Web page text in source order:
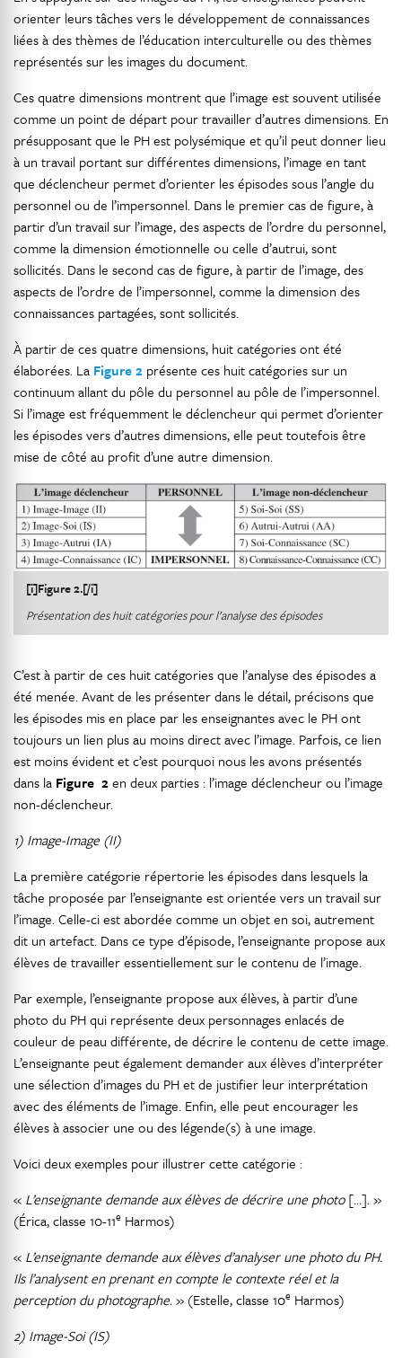
orienter leurs tâches vers le développement de connaissances
liées à des thèmes de l’éducation interculturelle ou des thèmes
représentés sur les images du document.
Ces quatre dimensions montrent que l’image est souvent utilisée
comme un point de départ pour travailler d’autres dimensions. En
présupposant que le PH est polysémique et qu’il peut donner lieu
à un travail portant sur différentes dimensions, l’image en tant
que déclencheur permet d’orienter les épisodes sous l’angle du
personnel ou de l’impersonnel. Dans le premier cas de figure, à
partir d’un travail sur l’image, des aspects de l’ordre du personnel,
comme la dimension émotionnelle ou celle d’autrui, sont
sollicités. Dans le second cas de figure, à partir de l’image, des
aspects de l’ordre de l’impersonnel, comme la dimension des
connaissances partagées, sont sollicités.
À partir de ces quatre dimensions, huit catégories ont été
élaborées. La Figure 2 présente ces huit catégories sur un
continuum allant du pôle du personnel au pôle de l’impersonnel.
Si l’image est fréquemment le déclencheur qui permet d’orienter
les épisodes vers d’autres dimensions, elle peut toutefois être
mise de côté au profit d’une autre dimension.
[i]Figure 2.[/i]
Présentation des huit catégories pour l’analyse des épisodes
C’est à partir de ces huit catégories que l’analyse des épisodes a
été menée. Avant de les présenter dans le détail, précisons que
les épisodes mis en place par les enseignantes avec le PH ont
toujours un lien plus au moins direct avec l’image. Parfois, ce lien
est moins évident et c’est pourquoi nous les avons présentés
dans la Figure 2en deux parties : l’image déclencheur ou l’image
non-déclencheur.
1) Image-Image (II)
La première catégorie répertorie les épisodes dans lesquels la
tâche proposée par l’enseignante est orientée vers un travail sur
l’image. Celle-ci est abordée comme un objet en soi, autrement
dit un artefact. Dans ce type d’épisode, l’enseignante propose aux
élèves de travailler essentiellement sur le contenu de l’image.
Par exemple, l’enseignante propose aux élèves, à partir d’une
photo du PH qui représente deux personnages enlacés de
couleur de peau différente, de décrire le contenu de cette image.
L’enseignante peut également demander aux élèves d’interpréter
une sélection d’images du PH et de justifier leur interprétation
avec des éléments de l’image. Enfin, elle peut encourager les
élèves à associer une ou des légende(s) à une image.
Voici deux exemples pour illustrer cette catégorie :
« L’enseignante demande aux élèves de décrire une photo[…]. »
(Érica, classe 10-11e Harmos)
« L’enseignante demande aux élèves d’analyser une photo du PH.
Ils l’analysent en prenant en compte le contexte réel et la
perception du photographe.» (Estelle, classe 10e Harmos)
2) Image-Soi (IS)